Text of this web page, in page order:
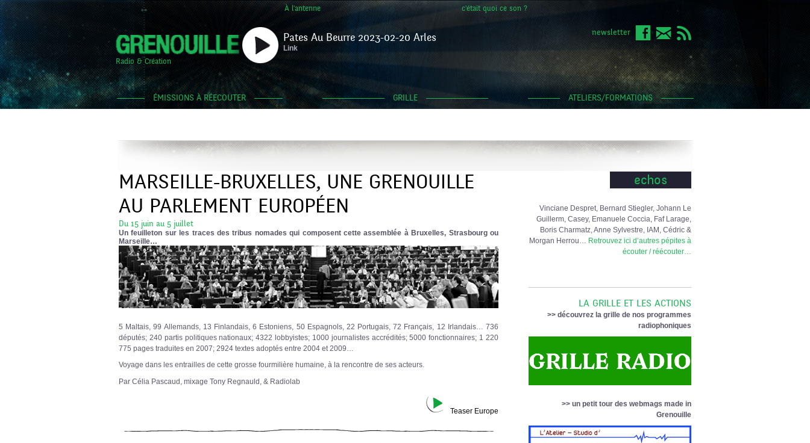
À l'antenne c'était quoi ce son ?
Radio & Création
Pates Au Beurre 2023-02-20 Arles
Link
newsletter
ÉMISSIONS À RÉECOUTER GRILLE ATELIERS/FORMATIONS
MARSEILLE-BRUXELLES, UNE GRENOUILLE
AU PARLEMENT EUROPÉEN
Du 15 juin au 5 juillet
Un feuilleton sur les traces des tribus nomades qui composent cette assemblée à Bruxelles, Strasbourg ou
Marseille…
5 Maltais, 99 Allemands, 13 Finlandais, 6 Estoniens, 50 Espagnols, 22 Portugais, 72 Français, 12 Irlandais… 736
députés; 240 partis politiques nationaux; 4322 lobbyistes; 1000 journalistes accrédités; 5000 fonctionnaires; 1 220
775 pages traduites en 2007; 2924 textes adoptés entre 2004 et 2009…
Voyage dans les entrailles de cette grosse fourmilière humaine, à la rencontre de ses acteurs.
Par Célia Pascaud, mixage Tony Regnauld, & Radiolab
Teaser Europe
echos
Vinciane Despret, Bernard Stiegler, Johann Le
Guillerm, Casey, Emanuele Coccia, Faf Larage,
Boris Charmatz, Anne Sylvestre, IAM, Cédric &
Morgan Herrou… Retrouvez ici d’autres pépites à
écouter / réécouter…
LA GRILLE ET LES ACTIONS
>> découvrez la grille de nos programmes
radiophoniques
>> un petit tour des webmags made in
Grenouille